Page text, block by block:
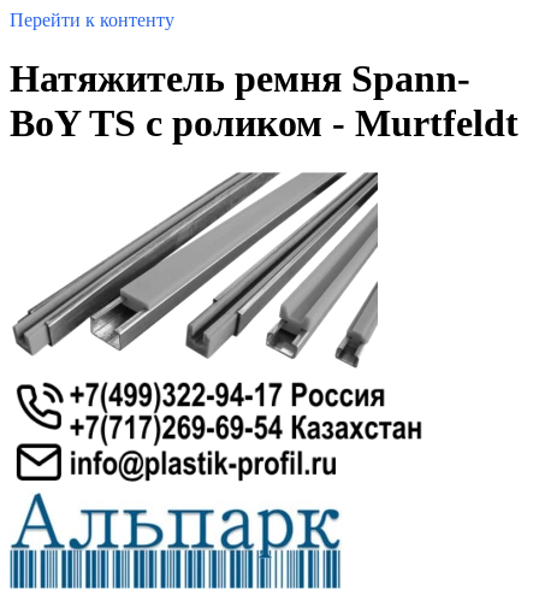
Перейти к контенту
Натяжитель ремня Spann-
BoY TS с роликом - Murtfeldt